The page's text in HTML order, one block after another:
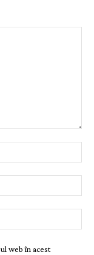
web în acest